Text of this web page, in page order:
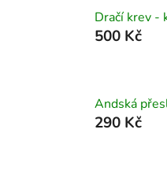
Dračí krev -
500 Kč
Andská
290 Kč